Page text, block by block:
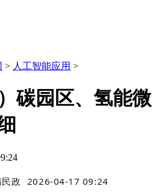
> 人工智能应用 >
碳园区、氢能微
政 2026-04-17 09:24